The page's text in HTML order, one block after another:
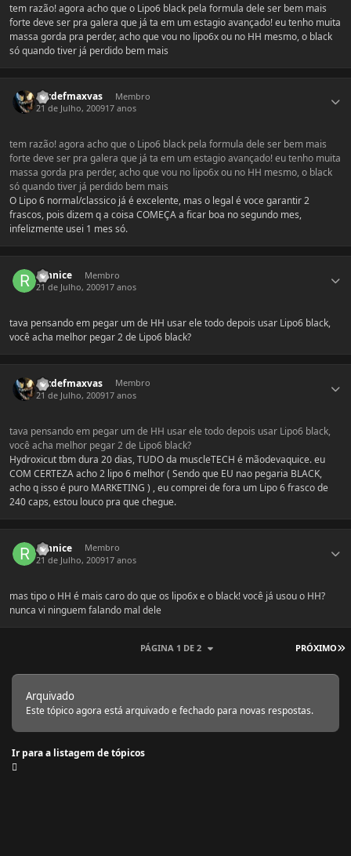
tem razão! agora acho que o Lipo6 black pela formula dele ser bem mais
forte deve ser pra galera que já ta em um estagio avançado! eu tenho muita
massa gorda pra perder, acho que vou no lipo6x ou no HH mesmo, o black
só quando tiver já perdido bem mais
Extdefmaxvas
Membro
21 de Julho, 200917 anos
tem razão! agora acho que o Lipo6 black pela formula dele ser bem mais
forte deve ser pra galera que já ta em um estagio avançado! eu tenho muita
massa gorda pra perder, acho que vou no lipo6x ou no HH mesmo, o black
só quando tiver já perdido bem mais
O Lipo 6 normal/classico já é excelente, mas o legal é voce garantir 2
frascos, pois dizem q a coisa COMEÇA a ficar boa no segundo mes,
infelizmente usei 1 mes só.
runnice
Membro
21 de Julho, 200917 anos
tava pensando em pegar um de HH usar ele todo depois usar Lipo6 black,
você acha melhor pegar 2 de Lipo6 black?
Extdefmaxvas
Membro
21 de Julho, 200917 anos
tava pensando em pegar um de HH usar ele todo depois usar Lipo6 black,
você acha melhor pegar 2 de Lipo6 black?
Hydroxicut tbm dura 20 dias, TUDO da muscleTECH é mãodevaquice. eu
COM CERTEZA acho 2 lipo 6 melhor ( Sendo que EU nao pegaria BLACK,
acho q isso é puro MARKETING ) , eu comprei de fora um Lipo 6 frasco de
240 caps, estou louco pra que chegue.
runnice
Membro
21 de Julho, 200917 anos
mas tipo o HH é mais caro do que os lipo6x e o black! você já usou o HH?
nunca vi ninguem falando mal dele
PRÓXIMO
PÁGINA 1 DE 2
Arquivado
Este tópico agora está arquivado e fechado para novas respostas.
Ir para a listagem de tópicos